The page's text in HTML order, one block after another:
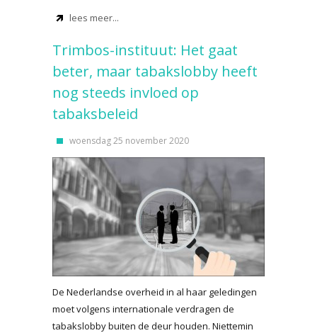
lees meer...
Trimbos-instituut: Het gaat
beter, maar tabakslobby heeft
nog steeds invloed op
tabaksbeleid
woensdag 25 november 2020
De Nederlandse overheid in al haar geledingen
moet volgens internationale verdragen de
tabakslobby buiten de deur houden. Niettemin